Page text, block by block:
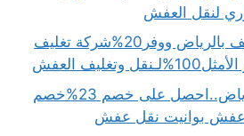
لنقل العفش
نقل عفشك مع التغليف بالرياض ووفر20%شركة تغليف
العفش
ونيت نقل عفش بالرياض..احصل على خصم 23%خصم
عفش بوانيت نقل عفش